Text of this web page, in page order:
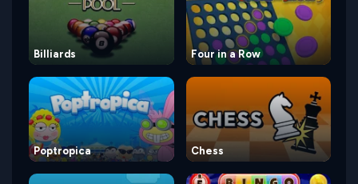
Billiards Four in a Row
Poptropica Chess